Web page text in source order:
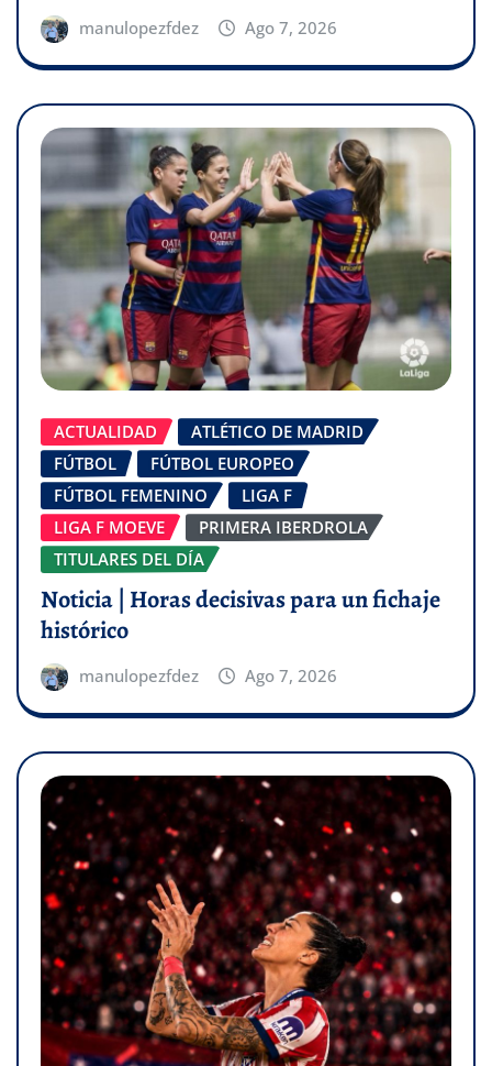
manulopezfdez Ago 7, 2026
ACTUALIDAD
ATLÉTICO DE MADRID
FÚTBOL
FÚTBOL EUROPEO
FÚTBOL FEMENINO
LIGA F
LIGA F MOEVE
PRIMERA IBERDROLA
TITULARES DEL DÍA
Noticia | Horas decisivas para un fichaje
histórico
manulopezfdez Ago 7, 2026